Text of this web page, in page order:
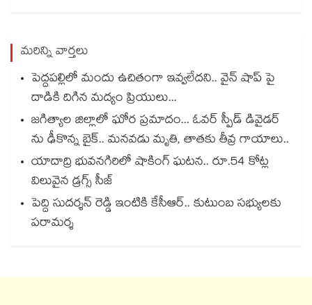
మరిన్ని వార్తలు
పెద్దపల్లిలో మందు ఉచితంగా ఇవ్వలేదని.. వైన్ షాప్ పై
దాడికి దిగిన మద్యం ప్రియులు...
జగిత్యాల జిల్లాలో ఘోర ప్రమాదం... ఓవర్ స్పీడ్ డివైడర్
ను ఢీకొన్న బైక్.. మనవడు మృతి, తాతకు తీవ్ర గాయాలు..
యాదాద్రి భువనగిరిలో షాకింగ్ ఘటన.. రూ.54 కోట్ల
విలువైన డ్రగ్స్ సీజ్
పెద్ది సుదర్శన్ రెడ్డి ఇంటికి కేసీఆర్.. కుటుంబ సభ్యులకు
పరామర్శ